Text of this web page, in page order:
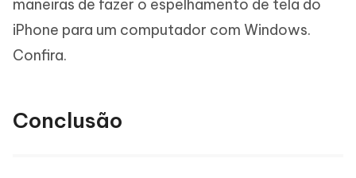
maneiras de fazer o espelhamento de tela do
iPhone para um computador com Windows.
Confira.
Conclusão